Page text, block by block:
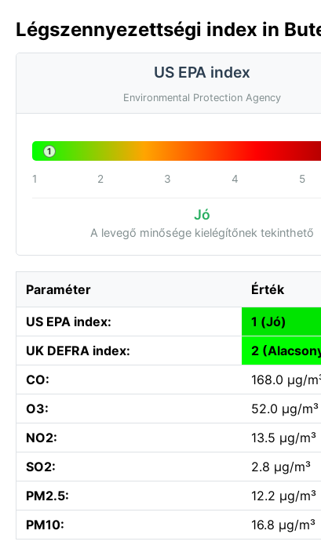
Légszennyezettségi index in
US EPA index
Environmental Protection Agency
1
1 2 3 4 5
Jó
A levegő minősége kielégítőnek tekinthető
Paraméter Érték
US EPA index:
1 (Jó)
UK DEFRA index:
2
CO:
168.0 µg/
O3:
52.0 µg/m³
NO2:
13.5 µg/m³
SO2:
2.8 µg/m³
PM2.5:
12.2 µg/m³
PM10:
16.8 µg/m³